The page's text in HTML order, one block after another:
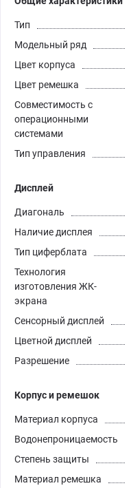
Тип
Модельный ряд
Цвет корпуса
Цвет ремешка
Совместимость с
операционными
системами
Тип управления
Дисплей
Диагональ
Наличие дисплея
Тип циферблата
Технология
изготовления ЖК-
экрана
Сенсорный дисплей
Цветной дисплей
Разрешение
Корпус и ремешок
Материал корпуса
Водонепроницаемость
Степень защиты
Материал ремешка